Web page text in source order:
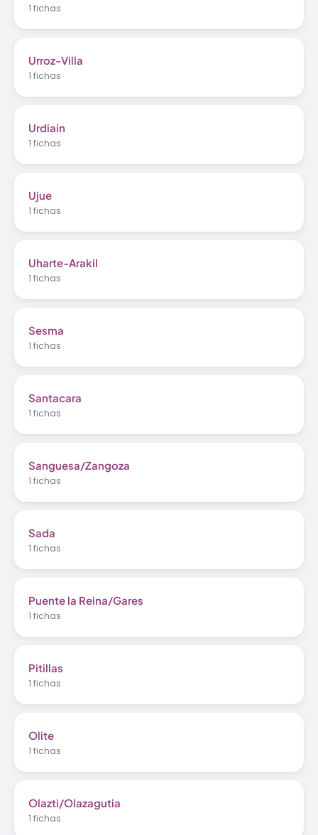
1 fichas
Urroz-Villa
1 fichas
Urdiain
1 fichas
Ujue
1 fichas
Uharte-Arakil
1 fichas
Sesma
1 fichas
Santacara
1 fichas
Sanguesa/Zangoza
1 fichas
Sada
1 fichas
Puente la Reina/Gares
1 fichas
Pitillas
1 fichas
Olite
1 fichas
Olazti/Olazagutia
1 fichas